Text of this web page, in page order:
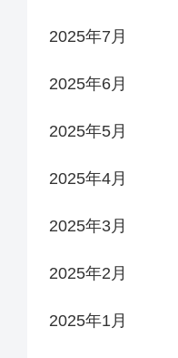
2025年7月
2025年6月
2025年5月
2025年4月
2025年3月
2025年2月
2025年1月